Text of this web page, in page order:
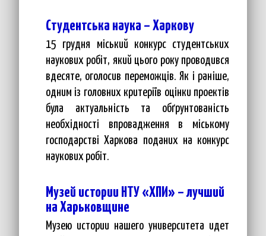
Студентська наука – Харкову
15 грудня міський конкурс студентських
наукових робіт, який цього року проводився
вдесяте, оголосив переможців. Як і раніше,
одним із головних критеріїв оцінки проектів
була актуальність та обґрунтованість
необхідності впровадження в міському
господарстві Харкова поданих на конкурс
наукових робіт.
Музей истории НТУ «ХПИ» – лучший
на Харьковщине
Музею истории нашего университета идет